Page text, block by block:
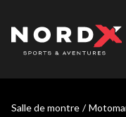
Salle de montre /